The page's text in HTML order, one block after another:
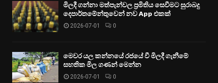
මිලදී ගන්නා මත්පැන්වල ප්‍රමිතිය සෙවීමට සුරාබදු
දෙපාර්තමේන්තුවෙන් නව App එකක්
2026-07-01 0
මෙවර යල කන්නයේ රජයේ වී මිලදී ගැනීමේ
සහතික මිල ගණන් මෙන්න
2026-07-01 0